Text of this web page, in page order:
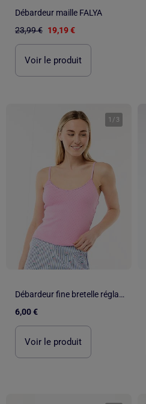
Débardeur maille FALYA
23,99 € 19,19 €
Voir le produit
1 / 3
Débardeur fine bretelle réglable en coton uni
6,00 €
Voir le produit